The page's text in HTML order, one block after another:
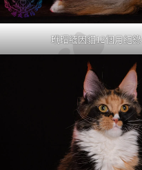
玳瑁緬因貓12個月紀錄